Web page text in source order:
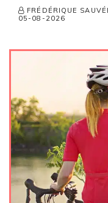
FRÉDÉRIQUE
05-08-2026